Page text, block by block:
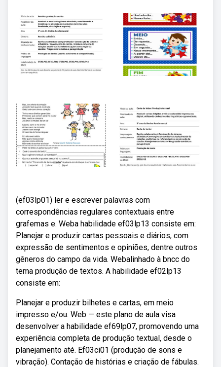
(ef03lp01) ler e escrever palavras com
correspondências regulares contextuais entre
grafemas e. Weba habilidade ef03lp13 consiste em:
Planejar e produzir cartas pessoais e diários, com
expressão de sentimentos e opiniões, dentre outros
gêneros do campo da vida. Webalinhado à bncc do
tema produção de textos. A habilidade ef02lp13
consiste em:
Planejar e produzir bilhetes e cartas, em meio
impresso e/ou. Web — este plano de aula visa
desenvolver a habilidade ef69lp07, promovendo uma
experiência completa de produção textual, desde o
planejamento até. Ef03ci01 (produção de sons e
vibração). Contação de histórias e criação de fábulas.